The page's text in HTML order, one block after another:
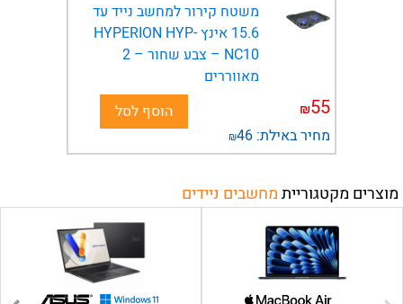
משטח קירור למחשב נייד עד
15.6 אינץ HYPERION HYP-
NC10 – צבע שחור – 2
מאווררים
55
₪
מחיר באילת: 46
₪
הוסף לסל
מוצרים מקטגורייתמחשבים ניידים